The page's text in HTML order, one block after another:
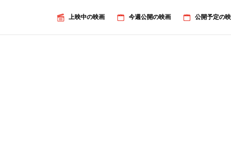
上映中の映画 今週公開の映画 公開予定の